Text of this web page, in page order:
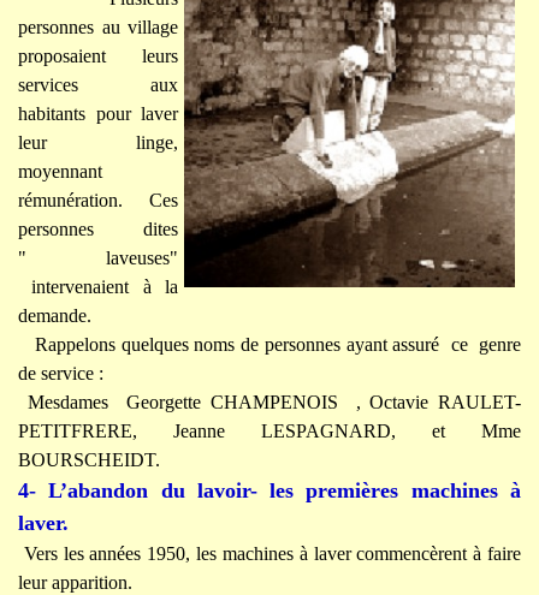
personnes au village
proposaient leurs
services aux
habitants pour laver
leur linge,
moyennant
rémunération. Ces
personnes dites
" laveuses"
intervenaient à la
demande.
Rappelons quelques noms de personnes ayant assuré ce genre
de service :
Mesdames Georgette CHAMPENOIS , Octavie RAULET-
PETITFRERE, Jeanne LESPAGNARD, et Mme
BOURSCHEIDT.
4- L’abandon du lavoir- les premières machines à
laver.
Vers les années 1950, les machines à laver commencèrent à faire
leur apparition.